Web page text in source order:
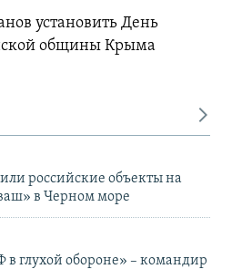
установить День
общины Крыма
российские объекты на
в Черном море
глухой обороне» – командир